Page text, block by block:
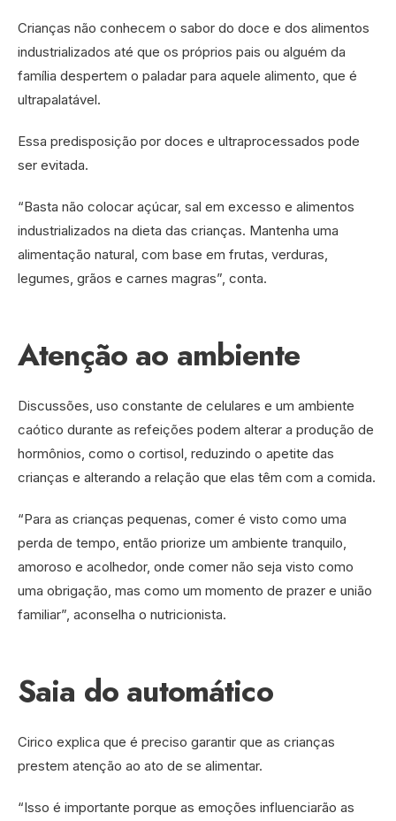
Crianças não conhecem o sabor do doce e dos alimentos
industrializados até que os próprios pais ou alguém da
família despertem o paladar para aquele alimento, que é
ultrapalatável.
Essa predisposição por doces e ultraprocessados pode
ser evitada.
“Basta não colocar açúcar, sal em excesso e alimentos
industrializados na dieta das crianças. Mantenha uma
alimentação natural, com base em frutas, verduras,
legumes, grãos e carnes magras”, conta.
Atenção ao ambiente
Discussões, uso constante de celulares e um ambiente
caótico durante as refeições podem alterar a produção de
hormônios, como o cortisol, reduzindo o apetite das
crianças e alterando a relação que elas têm com a comida.
“Para as crianças pequenas, comer é visto como uma
perda de tempo, então priorize um ambiente tranquilo,
amoroso e acolhedor, onde comer não seja visto como
uma obrigação, mas como um momento de prazer e união
familiar”, aconselha o nutricionista.
Saia do automático
Cirico explica que é preciso garantir que as crianças
prestem atenção ao ato de se alimentar.
“Isso é importante porque as emoções influenciarão as